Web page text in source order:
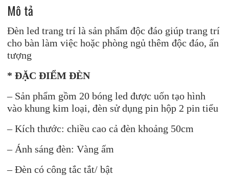
20
led
số
lượng
Mô tả
Đèn led trang trí là sản phẩm độc đáo giúp trang trí
cho bàn làm việc hoặc phòng ngủ thêm độc đáo, ấn
tượng
* ĐẶC ĐIỂM ĐÈN
– Sản phẩm gồm 20 bóng led được uốn tạo hình
vào khung kim loại, đèn sử dụng pin hộp 2 pin tiểu
– Kích thước: chiều cao cả đèn khoảng 50cm
– Ánh sáng đèn: Vàng ấm
– Đèn có công tắc tắt/ bật